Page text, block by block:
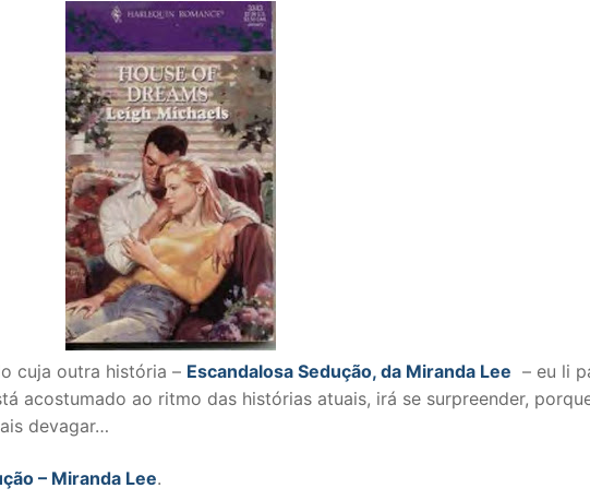
cuja outra história – Escandalosa Sedução, da Miranda Lee – eu li
acostumado ao ritmo das histórias atuais, irá se surpreender,
devagar…
– Miranda Lee.